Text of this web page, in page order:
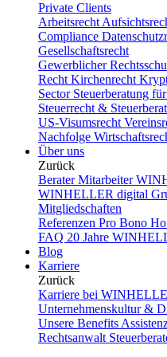
Private Clients
Arbeitsrecht
Compliance
Gesellschaftsrecht
Gewerblicher
Recht Kirchenrecht
Sector Steuerberatung
Steuerrecht &
US-Visumsrecht
Nachfolge
Über uns
Zurück
BeraterMitarbeiter
WINHELLER digital
Mitgliedschaften
Referenzen Pro Bono
FAQ 20 Jahre
Blog
Karriere
Zurück
Karriere bei
Unternehmenskultur &
Unsere Benefits
Rechtsanwalt